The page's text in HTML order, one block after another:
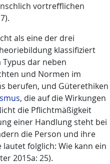
vortrefflichen
als eine der drei
klassifiziert
dar neben
und Normen im
berufen, und Güterethiken
, die auf die Wirkungen
die Pflichtmäßigkeit
einer Handlung steht bei
die Person und ihre
folglich: Wie kann ein
2015a: 25).